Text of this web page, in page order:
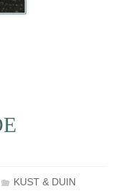
KUST & DUIN